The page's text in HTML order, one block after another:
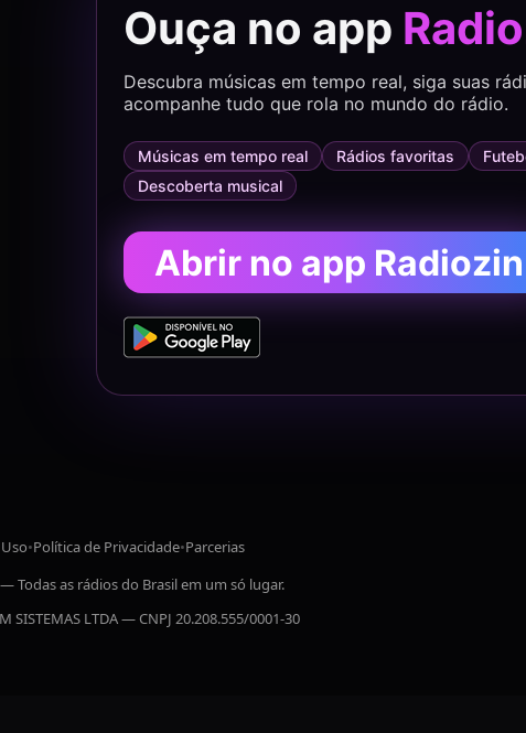
Ouça no app
Descubra músicas em tempo real, siga suas
acompanhe tudo que rola no mundo do rádio.
Músicas em tempo real Rádios favoritas
Descoberta musical
Abrir no app Radiozin
•Política de Privacidade•Parcerias
Todas as rádios do Brasil em um só lugar.
SISTEMAS LTDA — CNPJ 20.208.555/0001-30